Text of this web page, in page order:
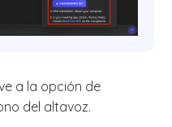
a la opción de
del altavoz.